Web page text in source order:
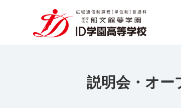
説明会・オー